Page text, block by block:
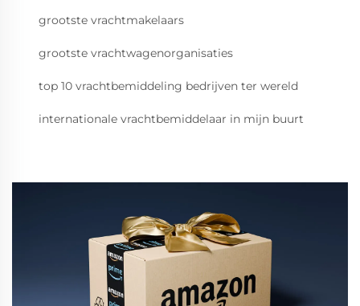
grootste vrachtmakelaars
grootste vrachtwagenorganisaties
top 10 vrachtbemiddeling bedrijven ter wereld
internationale vrachtbemiddelaar in mijn buurt